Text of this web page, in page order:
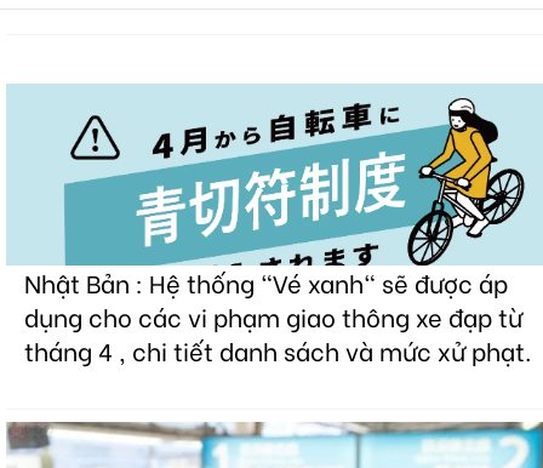
Nhật Bản : Hệ thống "Vé xanh" sẽ được áp
dụng cho các vi phạm giao thông xe đạp từ
tháng 4 , chi tiết danh sách và mức xử phạt.